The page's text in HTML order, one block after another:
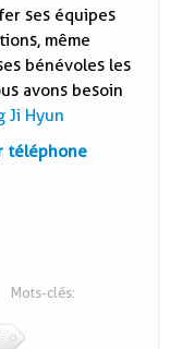
ses équipes
même
bénévoles les
avons besoin
Ji Hyun
téléphone
Mots-clés: